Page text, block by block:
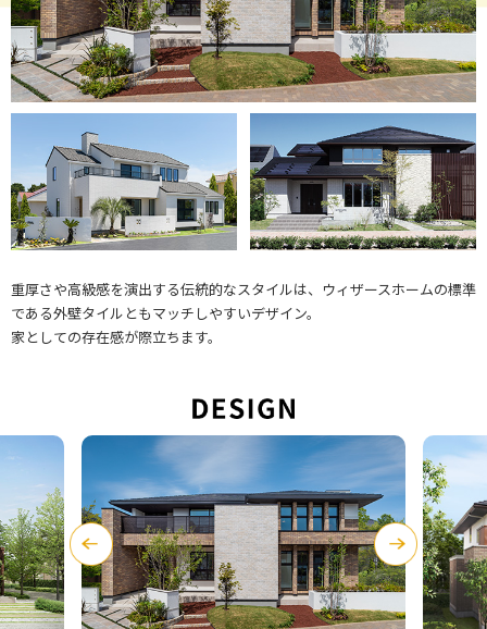
エリア限定商品
重厚さや高級感を演出する伝統的なスタイルは、ウィザースホームの標準
である外壁タイルともマッチしやすいデザイン。
家としての存在感が際立ちます。
Previ
ous
Next